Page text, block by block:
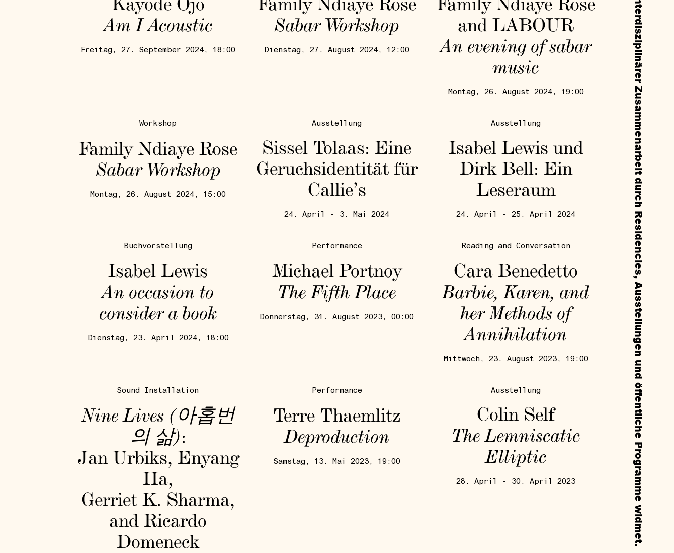
Am I Acoustic
Freitag, 27. September 2024, 18:00
Sabar Workshop
Dienstag, 27. August 2024, 12:00
and LABOUR
An evening of sabar
music
Montag, 26. August 2024, 19:00
Workshop
Family Ndiaye Rose
Sabar Workshop
Montag, 26. August 2024, 15:00
Ausstellung
Sissel Tolaas: Eine
Geruchsidentität für
Callie’s
24. April - 3. Mai 2024
Ausstellung
Isabel Lewis und
Dirk Bell: Ein
Leseraum
24. April - 25. April 2024
Buchvorstellung
Isabel Lewis
An occasion to
consider a book
Dienstag, 23. April 2024, 18:00
Performance
Michael Portnoy
The Fifth Place
Donnerstag, 31. August 2023, 00:00
Reading and Conversation
Cara Benedetto
Barbie, Karen, and
her Methods of
Annihilation
Mittwoch, 23. August 2023, 19:00
Sound Installation
Nine Lives (아홉번
의 삶):
Jan Urbiks, Enyang
Ha,
Gerriet K. Sharma,
and Ricardo
Domeneck
Performance
Terre Thaemlitz
Deproduction
Samstag, 13. Mai 2023, 19:00
Ausstellung
Colin Self
The Lemniscatic
Elliptic
28. April - 30. April 2023